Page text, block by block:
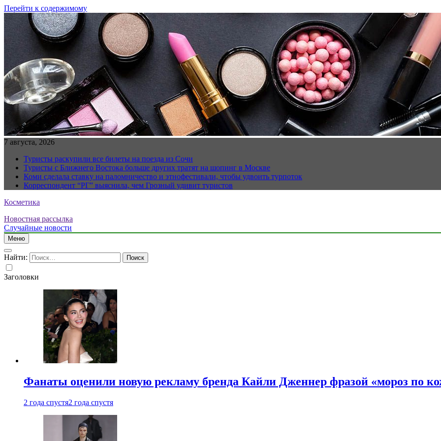
Перейти к содержимому
7 августа, 2026
Туристы раскупили все билеты на поезда из Сочи
Туристы с Ближнего Востока больше других тратят на шопинг в Москве
Коми сделала ставку на паломничество и этнофестивали, чтобы удвоить турпоток
Корреспондент “РГ” выяснила, чем Грозный удивит туристов
Косметика
Новостная рассылка
Случайные новости
Меню
Найти:
Заголовки
Фанаты оценили новую рекламу бренда Кайли Дженнер фразой «мороз по
2 года спустя2 года спустя